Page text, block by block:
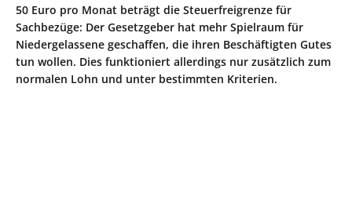
50 Euro pro Monat beträgt die Steuerfreigrenze für
Sachbezüge: Der Gesetzgeber hat mehr Spielraum für
Niedergelassene geschaffen, die ihren Beschäftigten Gutes
tun wollen. Dies funktioniert allerdings nur zusätzlich zum
normalen Lohn und unter bestimmten Kriterien.